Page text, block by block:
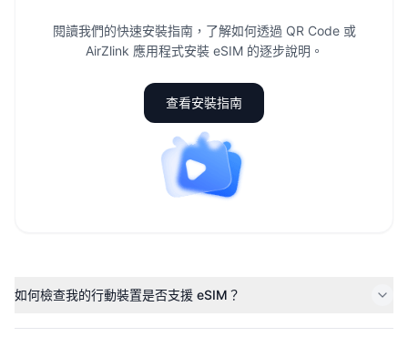
閱讀我們的快速安裝指南，了解如何透過 QR Code 或
AirZlink 應用程式安裝 eSIM 的逐步說明。
查看安裝指南
如何檢查我的行動裝置是否支援 eSIM？